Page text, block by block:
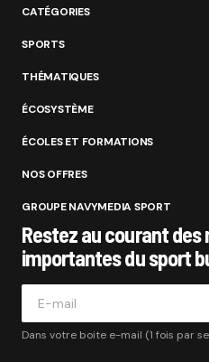
CATÉGORIES
SPORTS
THÉMATIQUES
ÉCOSYSTÈME
ÉCOLES ET FORMATIONS
NOS OFFRES
GROUPE NAVYMEDIA SPORT
Restez au courant des
importantes du sport
Dans votre boite e-mail (1 fois par